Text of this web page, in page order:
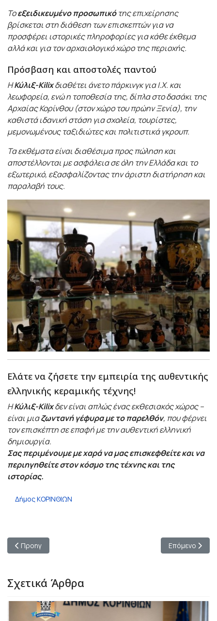
Τοεξειδικευμένο προσωπικότης επιχείρησης
βρίσκεται στη διάθεση των επισκεπτών για να
προσφέρει ιστορικές πληροφορίες για κάθε έκθεμα
αλλά και για τον αρχαιολογικό χώρο της περιοχής.
Πρόσβαση και αποστολές παντού
ΗΚύλιξ-Kilixδιαθέτει άνετο πάρκινγκ για Ι.Χ. και
λεωφορεία, ενώ η τοποθεσία της, δίπλα στο δασάκι της
Αρχαίας Κορίνθου (στον χώρο του πρώην Ξενία), την
καθιστά ιδανική στάση για σχολεία, τουρίστες,
μεμονωμένους ταξιδιώτες και πολιτιστικά γκρουπ.
Τα εκθέματα είναι διαθέσιμα προς πώληση και
αποστέλλονται με ασφάλεια σε όλη την Ελλάδα και το
εξωτερικό, εξασφαλίζοντας την άριστη διατήρηση και
παραλαβή τους.
Ελάτε να ζήσετε την εμπειρία της αυθεντικής
ελληνικής κεραμικής τέχνης!
ΗΚύλιξ-Kilixδεν είναι απλώς ένας εκθεσιακός χώρος –
είναι μιαζωντανή γέφυρα με το παρελθόν, που φέρνει
τον επισκέπτη σε επαφή με την αυθεντική ελληνική
δημιουργία.
Σας περιμένουμε με χαρά να μας επισκεφθείτε και να
περιηγηθείτε στον κόσμο της τέχνης και της
ιστορίας.
Δήμος ΚΟΡΙΝΘΙΩΝ
Προηγούμενο άρθρο: Απόψε στον Άγιο Βασίλειο: Μια μαγική
Προηγ Επόμενο
Επόμενο
Σχετικά Άρθρα